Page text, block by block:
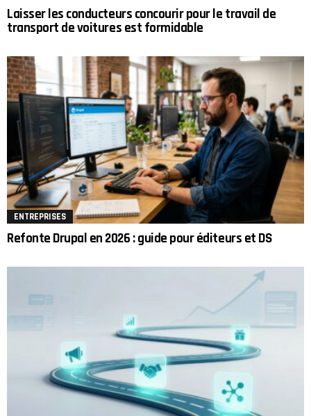
Laisser les conducteurs concourir pour le travail de
transport de voitures est formidable
ENTREPRISES
Refonte Drupal en 2026 : guide pour éditeurs et DS